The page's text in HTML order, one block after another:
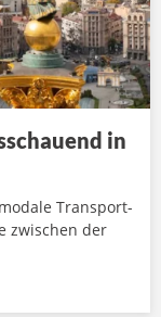
in
Transport-
zwischen der